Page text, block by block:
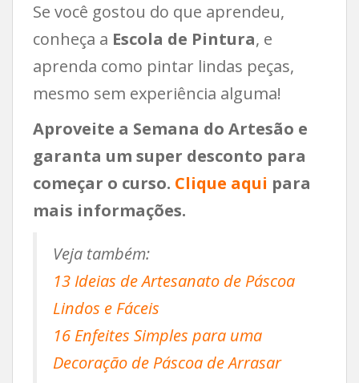
Se você gostou do que aprendeu,
conheça a Escola de Pintura, e
aprenda como pintar lindas peças,
mesmo sem experiência alguma!
Aproveite a Semana do Artesão e
garanta um super desconto para
começar o curso. Clique aqui para
mais informações.
Veja também:
13 Ideias de Artesanato de Páscoa
Lindos e Fáceis
16 Enfeites Simples para uma
Decoração de Páscoa de Arrasar